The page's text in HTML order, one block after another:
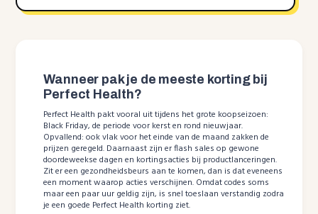
Wanneer pak je de meeste korting bij
Perfect Health?
Perfect Health pakt vooral uit tijdens het grote koopseizoen:
Black Friday, de periode voor kerst en rond nieuwjaar.
Opvallend: ook vlak voor het einde van de maand zakken de
prijzen geregeld. Daarnaast zijn er flash sales op gewone
doordeweekse dagen en kortingsacties bij productlanceringen.
Zit er een gezondheidsbeurs aan te komen, dan is dat eveneens
een moment waarop acties verschijnen. Omdat codes soms
maar een paar uur geldig zijn, is snel toeslaan verstandig zodra
je een goede Perfect Health korting ziet.